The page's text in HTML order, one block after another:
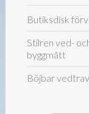
Butiksdisk
Stilren ved-
byggmått
Böjbar